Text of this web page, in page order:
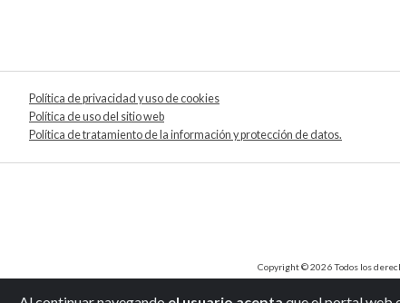
Política de privacidad y uso de cookies
Política de uso del sitio web
Política de tratamiento de la información y protección de datos.
Copyright © 2026 Todos los